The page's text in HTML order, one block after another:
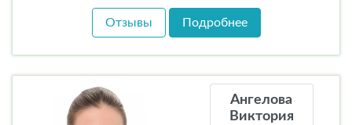
Отзывы Подробнее
Ангелова
Виктория